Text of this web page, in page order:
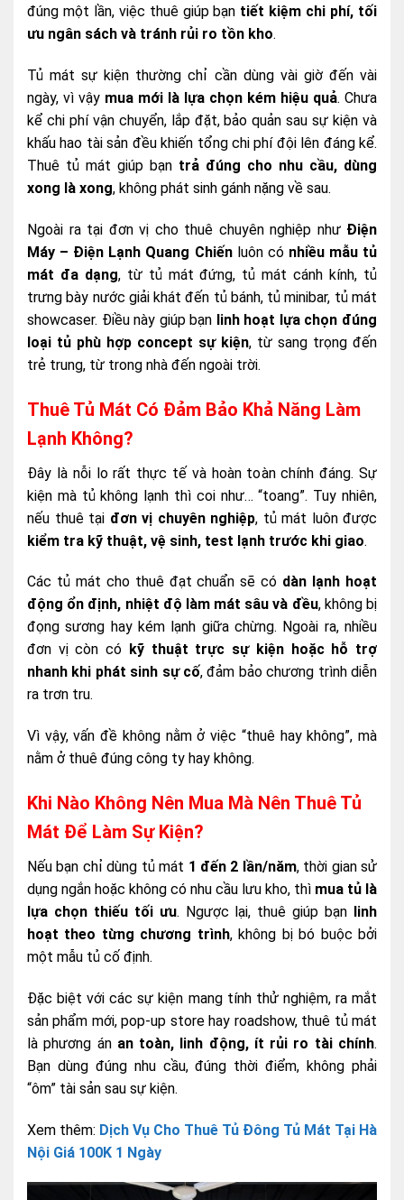
đúng một lần, việc thuê giúp bạn tiết kiệm chi phí, tối
ưu ngân sách và tránh rủi ro tồn kho.
Tủ mát sự kiện thường chỉ cần dùng vài giờ đến vài
ngày, vì vậy mua mới là lựa chọn kém hiệu quả. Chưa
kể chi phí vận chuyển, lắp đặt, bảo quản sau sự kiện và
khấu hao tài sản đều khiến tổng chi phí đội lên đáng kể.
Thuê tủ mát giúp bạn trả đúng cho nhu cầu, dùng
xong là xong, không phát sinh gánh nặng về sau.
Ngoài ra tại đơn vị cho thuê chuyên nghiệp như Điện
Máy – Điện Lạnh Quang Chiếnluôn có nhiều mẫu tủ
mát đa dạng, từ tủ mát đứng, tủ mát cánh kính, tủ
trưng bày nước giải khát đến tủ bánh, tủ minibar, tủ mát
showcaser. Điều này giúp bạn linh hoạt lựa chọn đúng
loại tủ phù hợp concept sự kiện, từ sang trọng đến
trẻ trung, từ trong nhà đến ngoài trời.
Thuê Tủ Mát Có Đảm Bảo Khả Năng Làm
Lạnh Không?
Đây là nỗi lo rất thực tế và hoàn toàn chính đáng. Sự
kiện mà tủ không lạnh thì coi như… “toang”. Tuy nhiên,
nếu thuê tại đơn vị chuyên nghiệp, tủ mát luôn được
kiểm tra kỹ thuật, vệ sinh, test lạnh trước khi giao.
Các tủ mát cho thuê đạt chuẩn sẽ có dàn lạnh hoạt
động ổn định, nhiệt độ làm mát sâu và đều, không bị
đọng sương hay kém lạnh giữa chừng. Ngoài ra, nhiều
đơn vị còn có kỹ thuật trực sự kiện hoặc hỗ trợ
nhanh khi phát sinh sự cố, đảm bảo chương trình diễn
ra trơn tru.
Vì vậy, vấn đề không nằm ở việc “thuê hay không”, mà
nằm ở thuê đúng công ty hay không.
Khi Nào Không Nên Mua Mà Nên Thuê Tủ
Mát Để Làm Sự Kiện?
Nếu bạn chỉ dùng tủ mát 1 đến 2 lần/năm, thời gian sử
dụng ngắn hoặc không có nhu cầu lưu kho, thì mua tủ là
lựa chọn thiếu tối ưu. Ngược lại, thuê giúp bạn linh
hoạt theo từng chương trình, không bị bó buộc bởi
một mẫu tủ cố định.
Đặc biệt với các sự kiện mang tính thử nghiệm, ra mắt
sản phẩm mới, pop-up store hay roadshow, thuê tủ mát
là phương án an toàn, linh động, ít rủi ro tài chính.
Bạn dùng đúng nhu cầu, đúng thời điểm, không phải
“ôm” tài sản sau sự kiện.
Xem thêm: Dịch Vụ Cho Thuê Tủ Đông Tủ Mát Tại Hà
Nội Giá 100K 1 Ngày